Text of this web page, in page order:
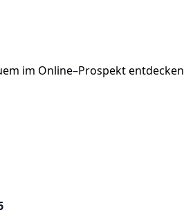
im Online–Prospekt entdecken